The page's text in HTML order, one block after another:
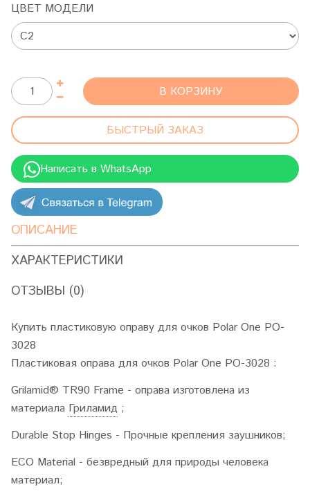
ЦВЕТ МОДЕЛИ
В КОРЗИНУ
БЫСТРЫЙ ЗАКАЗ
Написать в WhatsApp
ОПИСАНИЕ
ХАРАКТЕРИСТИКИ
ОТЗЫВЫ (0)
Купить пластиковую оправу для очков Polar One PO-
3028
Пластиковая оправа для очков Polar One PO-3028 :
Grilamid® TR90 Frame - оправа изготовлена из
материала Гриламид ;
Durable Stop Hinges - Прочные крепления заушников;
ECO Material - безвредный для природы человека
материал;